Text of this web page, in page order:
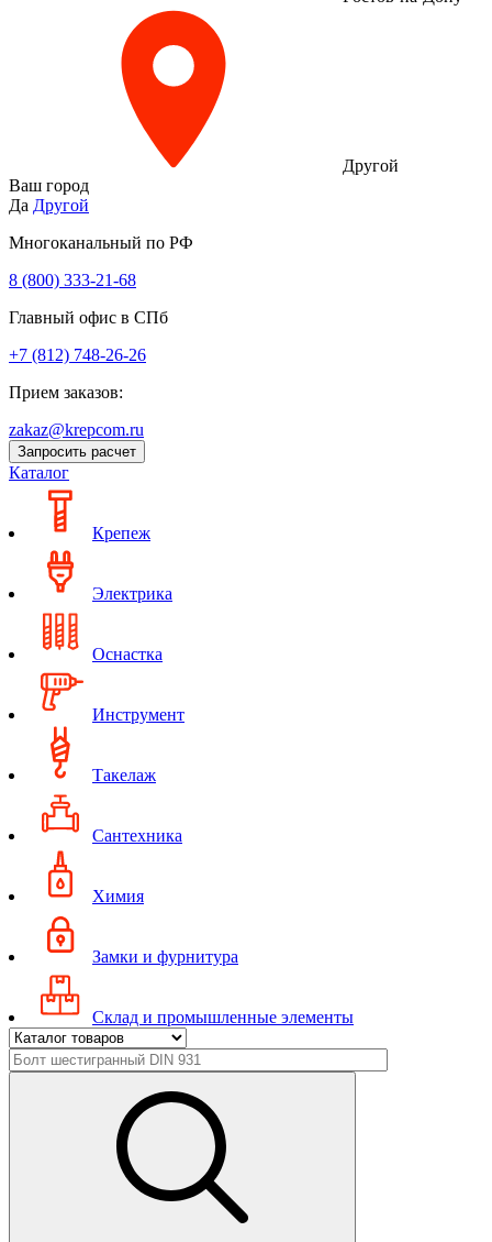
Другой
Ваш город
Да Другой
Многоканальный по РФ
8 (800) 333‑21-68
Главный офис в СПб
+7 (812) 748-26-26
Прием заказов:
zakaz@krepcom.ru
Запросить расчет
Каталог
Крепеж
Электрика
Оснастка
Инструмент
Такелаж
Сантехника
Химия
Замки и фурнитура
Склад и промышленные элементы